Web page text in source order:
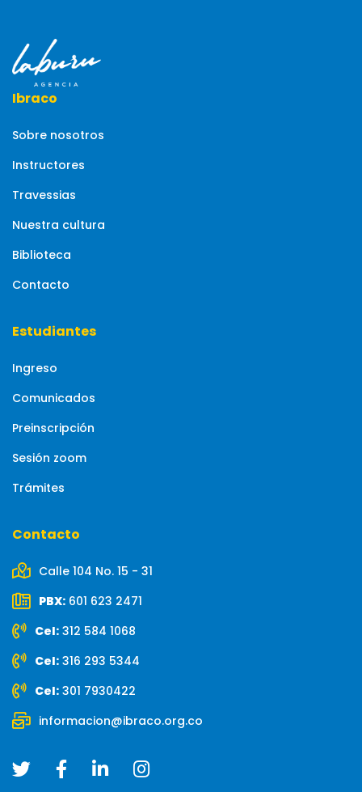
Ibraco
Sobre nosotros
Instructores
Travessias
Nuestra cultura
Biblioteca
Contacto
Estudiantes
Ingreso
Comunicados
Preinscripción
Sesión zoom
Trámites
Contacto
Calle 104 No. 15 - 31
PBX: 601 623 2471
Cel: 312 584 1068
Cel: 316 293 5344
Cel: 301 7930422
informacion@ibraco.org.co